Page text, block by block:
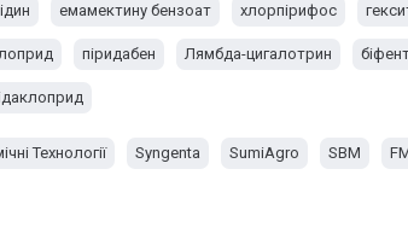
емамектину бензоат хлорпірифос
піридабен Лямбда-цигалотрин
Технології Syngenta SumiAgro SBM